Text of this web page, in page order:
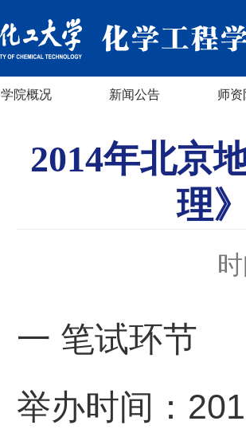
学院概况 新闻公告 师资
2014年北京
理
一 笔试环节
举办时间：